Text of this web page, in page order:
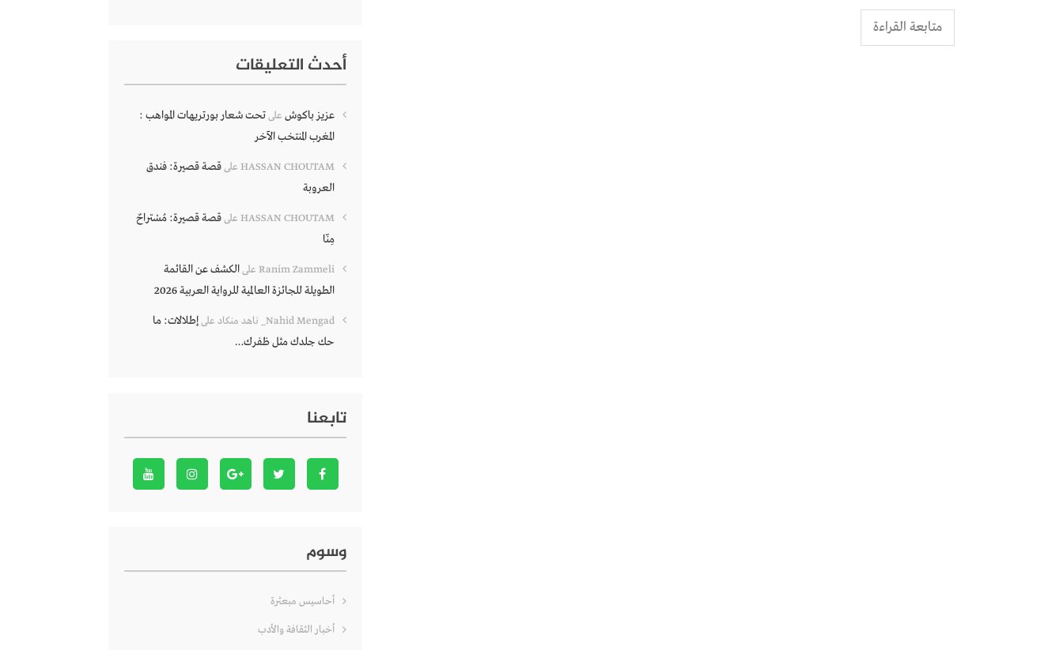
متابعة القراءة
أحدث التعليقات
عزيز باكوش علىتحت شعار بورتريهات المواهب :
المغرب المنتخب الآخر
HASSAN CHOUTAM علىقصة قصيرة: فندق
العروبة
HASSAN CHOUTAM علىقصة قصيرة: مُسْتراحٌ
مِنّا
Ranim Zammeli علىالكشف عن القائمة
الطويلة للجائزة العالمية للرواية العربية 2026
Nahid Mengad_ ناهد منكاد علىإطلالات: ما
حك جلدك مثل ظفرك…
تابعنا
وسوم
أحاسيس مبعثرة
أخبار الثقافة والأدب